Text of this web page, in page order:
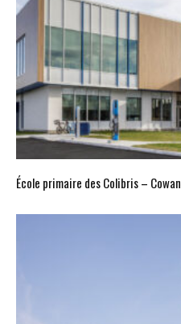
École primaire des Colibris –